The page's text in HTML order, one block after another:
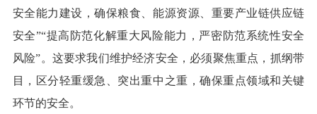
安全能力建设，确保粮食、能源资源、重要产业链供应链
安全”“提高防范化解重大风险能力，严密防范系统性安全
风险”。这要求我们维护经济安全，必须聚焦重点，抓纲带
目，区分轻重缓急、突出重中之重，确保重点领域和关键
环节的安全。